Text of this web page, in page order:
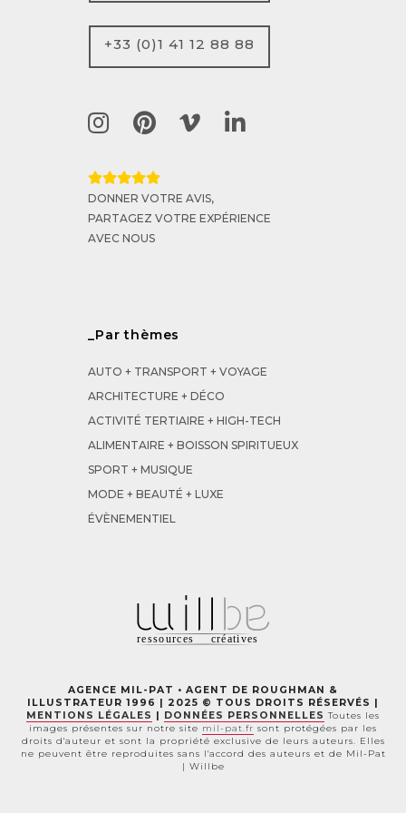
+33 (0)1 41 12 88 88
DONNER VOTRE AVIS,
PARTAGEZ VOTRE EXPÉRIENCE
AVEC NOUS
_Par thèmes
AUTO + TRANSPORT + VOYAGE
ARCHITECTURE + DÉCO
ACTIVITÉ TERTIAIRE + HIGH-TECH
ALIMENTAIRE + BOISSON SPIRITUEUX
SPORT + MUSIQUE
MODE + BEAUTÉ + LUXE
ÉVÈNEMENTIEL
AGENCE MIL-PAT • AGENT DE ROUGHMAN &
ILLUSTRATEUR 1996 | 2025 © TOUS DROITS RÉSERVÉS |
MENTIONS LÉGALES | DONNÉES PERSONNELLES Toutes les
images présentes sur notre site mil-pat.fr sont protégées par les
droits d'auteur et sont la propriété exclusive de leurs auteurs. E lles
ne peuvent être reproduites sans l'accord des auteurs et de M il- Pat
| Willbe